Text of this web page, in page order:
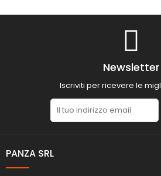
Newsletter
Iscriviti per ricevere le
PANZA SRL